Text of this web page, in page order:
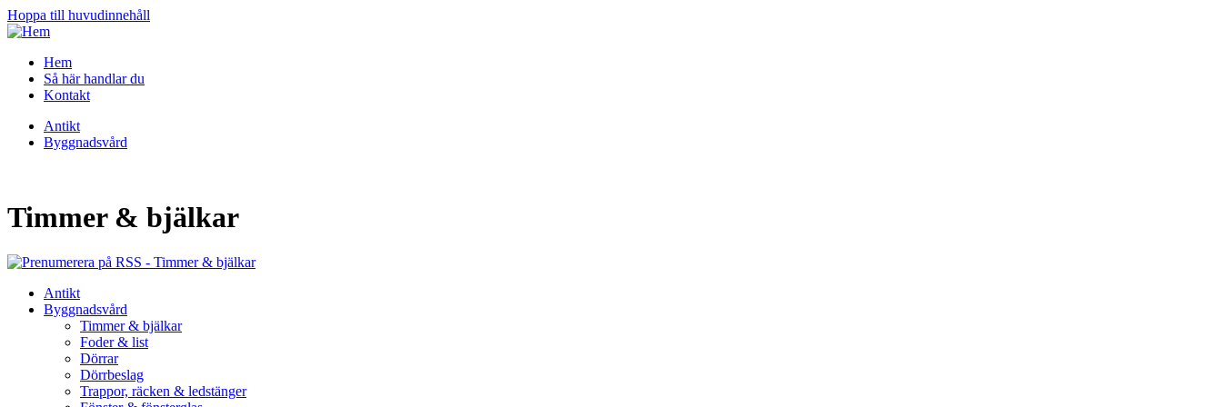
Hoppa till huvudinnehåll
Hem
Så här handlar du
Kontakt
Antikt
Byggnadsvård
Timmer & bjälkar
Antikt
Byggnadsvård
Timmer & bjälkar
Foder & list
Dörrar
Dörrbeslag
Trappor, räcken & ledstänger